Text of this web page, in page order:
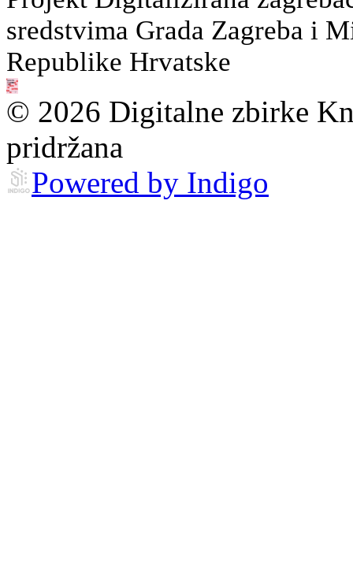
sredstvima Grada Zagreba i
Republike Hrvatske
© 2026 Digitalne zbirke
pridržana
Powered by Indigo